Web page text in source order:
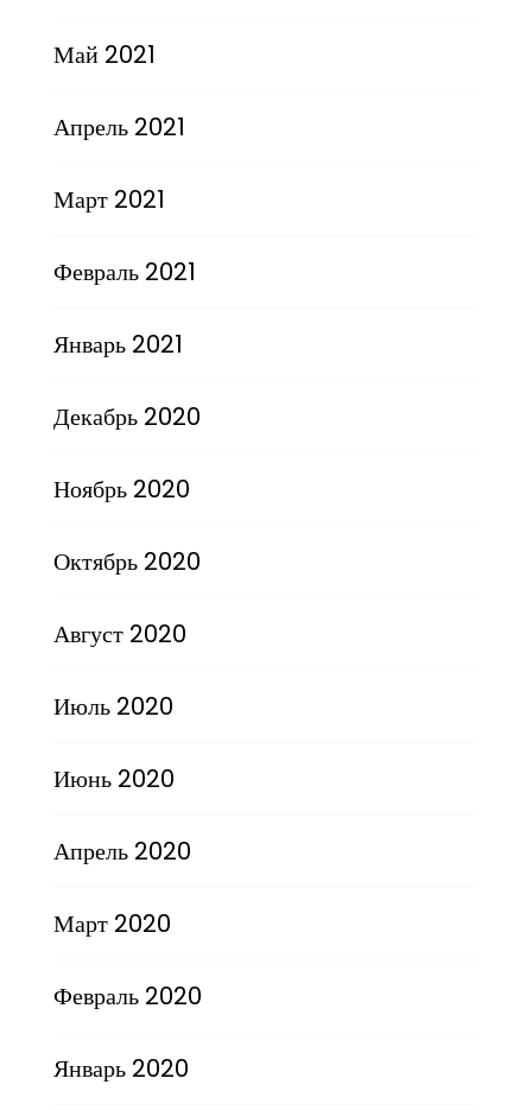
Май 2021
Апрель 2021
Март 2021
Февраль 2021
Январь 2021
Декабрь 2020
Ноябрь 2020
Октябрь 2020
Август 2020
Июль 2020
Июнь 2020
Апрель 2020
Март 2020
Февраль 2020
Январь 2020